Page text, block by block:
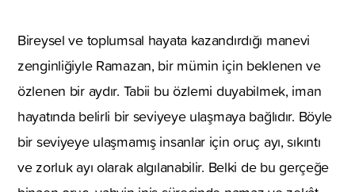
Bireysel ve toplumsal hayata kazandırdığı manevi
zenginliğiyle Ramazan, bir mümin için beklenen ve
özlenen bir aydır. Tabii bu özlemi duyabilmek, iman
hayatında belirli bir seviyeye ulaşmaya bağlıdır. Böyle
bir seviyeye ulaşmamış insanlar için oruç ayı, sıkıntı
ve zorluk ayı olarak algılanabilir. Belki de bu gerçeğe